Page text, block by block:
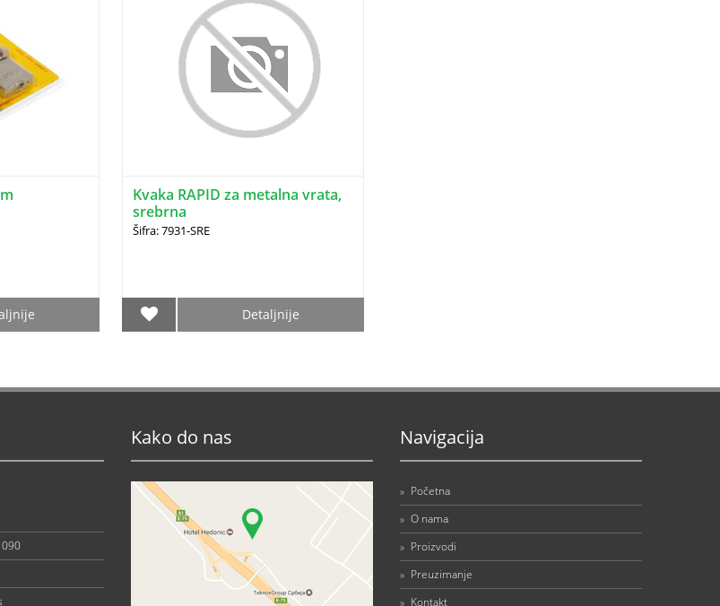
Kvaka RAPID za metalna vrata,
srebrna
Šifra: 7931-SRE
Detaljnije
Kako do nas Navigacija
» Početna
» O nama
» Proizvodi
» Preuzimanje
» Kontakt